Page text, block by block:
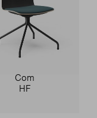
Com
HF